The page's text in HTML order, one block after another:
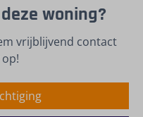
woning?
vrijblijvend contact